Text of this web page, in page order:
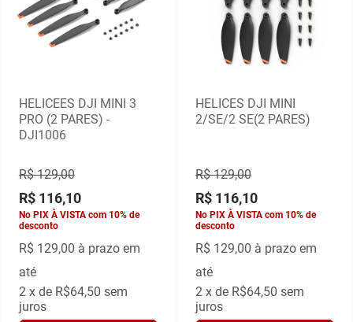
HELICEES DJI MINI 3
PRO (2 PARES) -
DJI1006
R$ 129,00
R$ 116,10
No PIX À VISTA com 10% de
desconto
R$ 129,00 à prazo em
até
2x de R$64,50 sem
juros
HELICES DJI MINI
2/SE/2 SE(2 PARES)
R$ 129,00
R$ 116,10
No PIX À VISTA com 10% de
desconto
R$ 129,00 à prazo em
até
2x de R$64,50 sem
juros